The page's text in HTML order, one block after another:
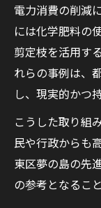
電力消費の削減
には化学肥料の
剪定枝を活用す
れらの事例は、
し、現実的かつ
こうした取り組
民や行政からも
東区夢の島の先
の参考となるこ